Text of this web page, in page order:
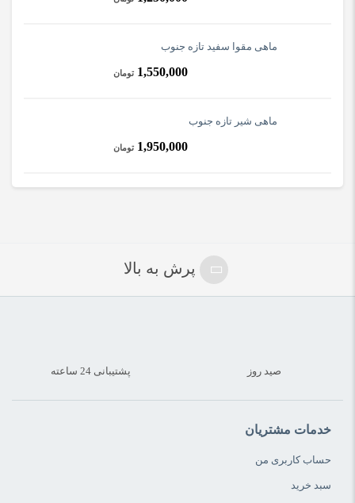
ماهی مقوا سفید تازه جنوب
1,550,000 تومان
ماهی شیر تازه جنوب
1,950,000 تومان
پرش به بالا
صید روز پشتیبانی 24 ساعته
خدمات مشتریان
حساب کاربری من
سبد خرید